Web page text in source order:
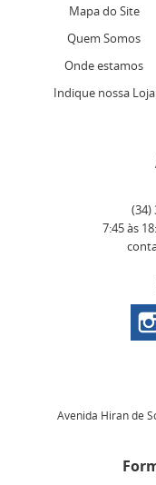
Mapa do Site
Quem Somos
Onde estamos
Indique nossa Loja
(34)
7:45 às
Avenida Hiran de